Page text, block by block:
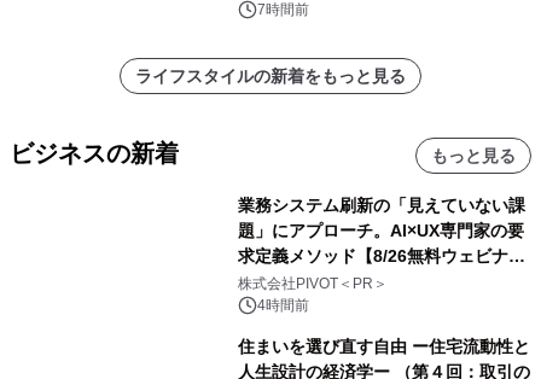
7時間前
ライフスタイルの新着をもっと見る
ビジネスの新着 もっと見る
業務システム刷新の「見えていない課
題」にアプローチ。AI×UX専門家の要
求定義メソッド【8/26無料ウェビナ
ー】株式会社PIVOT
株式会社PIVOT＜PR＞
4時間前
住まいを選び直す自由 ー住宅流動性と
人生設計の経済学ー （第４回：取引の